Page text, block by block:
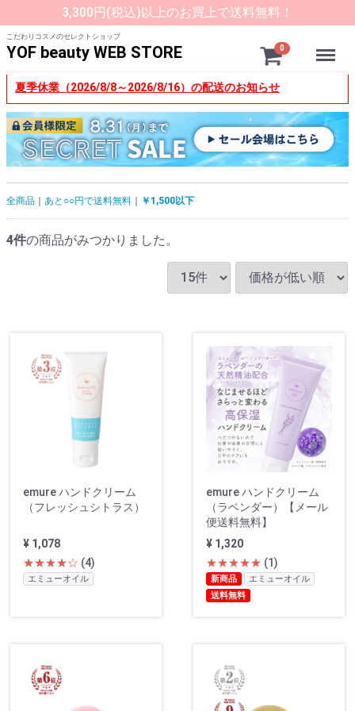
3,300円(税込)以上のお買上で送料無料！
こだわりコスメのセレクトショップ
YOF beauty WEB STORE 0 Menu
夏季休業（2026/8/8～2026/8/16）の配送のお知らせ
全商品 あと○○円で送料無料 ￥1,500以下
4件の商品がみつかりました。
emure ハンドクリーム
（フレッシュシトラス）
¥ 1,078
★★★★☆ (4)
エミューオイル
emure ハンドクリーム
（ラベンダー）【メール
便送料無料】
¥ 1,320
★★★★★ (1)
新商品
エミューオイル
送料無料